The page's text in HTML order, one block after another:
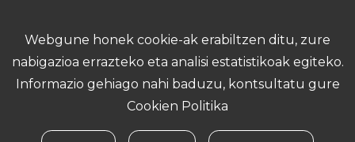
Pribatutasun politika
Webgune honek cookie-ak erabiltzen ditu, zure
nabigazioa errazteko eta analisi estatistikoak egiteko.
Informazio gehiago nahi baduzu, kontsultatu gure
Cookien Politika